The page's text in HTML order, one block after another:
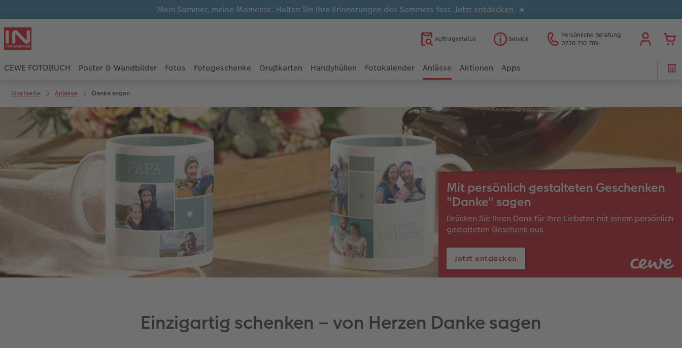
Mein Sommer, meine Momente. Halten Sie Ihre Erinnerungen des Sommers fest. Jetzt entdecken. ☀️
Auftragsstatus Service
Persönliche Beratung
0720 710 789
CEWE FOTOBUCH Poster & Wandbilder Fotos Fotogeschenke Grußkarten Handyhüllen Fotokalender Anlässe Aktionen Apps
Startseite Anlässe Danke sagen
Mit persönlich gestalteten Geschenken
"Danke" sagen
Drücken Sie Ihren Dank für Ihre Liebsten mit einem persönlich
gestalteten Geschenk aus
Jetzt entdecken
Einzigartig schenken – von Herzen Danke sagen